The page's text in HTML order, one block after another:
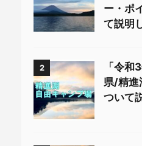
ー・ポ
て説明
2
「令
県/精進
ついて